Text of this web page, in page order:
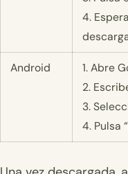
4.
Android
1. Abre
2.
3.
4. Pulsa